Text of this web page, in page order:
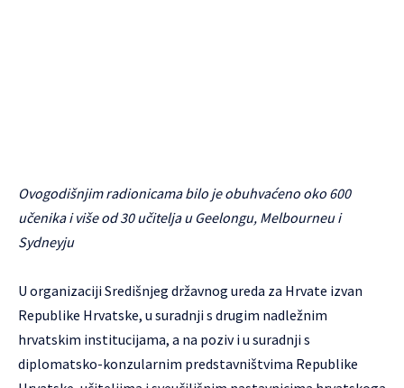
Ovogodišnjim radionicama bilo je obuhvaćeno oko 600
učenika i više od 30 učitelja u Geelongu, Melbourneu i
Sydneyju
U organizaciji Središnjeg državnog ureda za Hrvate izvan
Republike Hrvatske, u suradnji s drugim nadležnim
hrvatskim institucijama, a na poziv i u suradnji s
diplomatsko-konzularnim predstavništvima Republike